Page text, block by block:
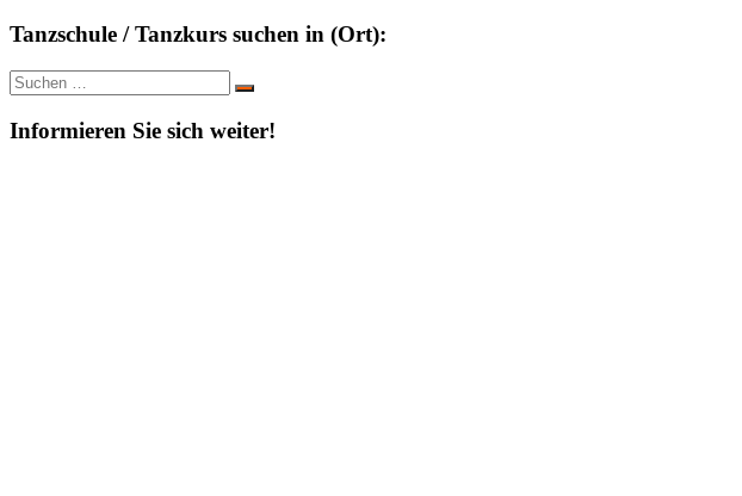
Tanzschule / Tanzkurs suchen in (Ort):
Suche
nach:
Suchen
Informieren Sie sich weiter!